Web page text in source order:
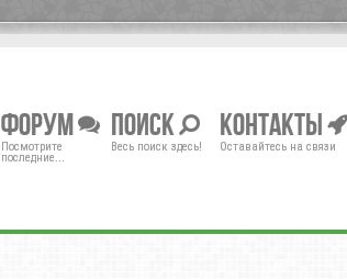
Форум
Посмотрите
последние...
Поиск
Весь поиск здесь!
Контакты
Оставайтесь на связи